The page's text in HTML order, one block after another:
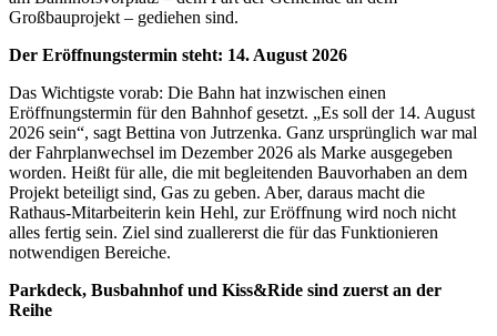
Großbauprojekt – gediehen sind.
Der Eröffnungstermin steht: 14. August 2026
Das Wichtigste vorab: Die Bahn hat inzwischen einen
Eröffnungstermin für den Bahnhof gesetzt. „Es soll der 14. August
2026 sein“, sagt Bettina von Jutrzenka. Ganz ursprünglich war mal
der Fahrplanwechsel im Dezember 2026 als Marke ausgegeben
worden. Heißt für alle, die mit begleitenden Bauvorhaben an dem
Projekt beteiligt sind, Gas zu geben. Aber, daraus macht die
Rathaus-Mitarbeiterin kein Hehl, zur Eröffnung wird noch nicht
alles fertig sein. Ziel sind zuallererst die für das Funktionieren
notwendigen Bereiche.
Parkdeck, Busbahnhof und Kiss&Ride sind zuerst an der
Reihe